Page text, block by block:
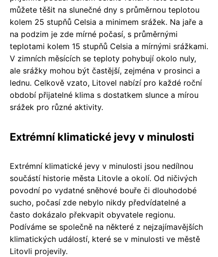
můžete těšit na slunečné dny s průměrnou teplotou
kolem 25 stupňů Celsia a minimem srážek. Na jaře a
na podzim je zde mírné počasí, s průměrnými
teplotami kolem 15 stupňů Celsia a mírnými srážkami.
V zimních měsících se teploty pohybují okolo nuly,
ale srážky mohou být častější, zejména v prosinci a
lednu. Celkově vzato, Litovel nabízí pro každé roční
období přijatelné klima s dostatkem slunce a mírou
srážek pro různé aktivity.
Extrémní klimatické jevy v minulosti
Extrémní klimatické jevy v minulosti jsou nedílnou
součástí historie města Litovle a okolí. Od ničivých
povodní po vydatné sněhové bouře či dlouhodobé
sucho, počasí zde nebylo nikdy předvídatelné a
často dokázalo překvapit obyvatele regionu.
Podíváme se společně na některé z nejzajímavějších
klimatických událostí, které se v minulosti ve městě
Litovli projevily.